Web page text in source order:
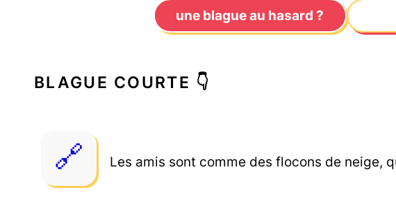
une blague au hasard ?
BLAGUE COURTE 👇
Les amis sont comme des flocons de neige,